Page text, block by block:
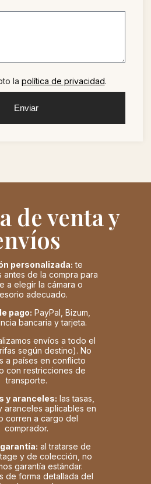
la política de privacidad.
Enviar
de venta y
personalizada: te
antes de la compra para
a elegir la cámara o
adecuado.
pago: PayPal, Bizum,
bancaria y tarjeta.
envíos a todo el
según destino). No
a países en conflicto
con restricciones de
transporte.
y aranceles: las tasas,
aranceles aplicables en
corren a cargo del
comprador.
al tratarse de
y de colección, no
garantía estándar.
de forma detallada del